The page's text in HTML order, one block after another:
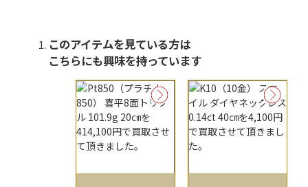
このアイテムを見ている方は
こちらにも興味を持っています